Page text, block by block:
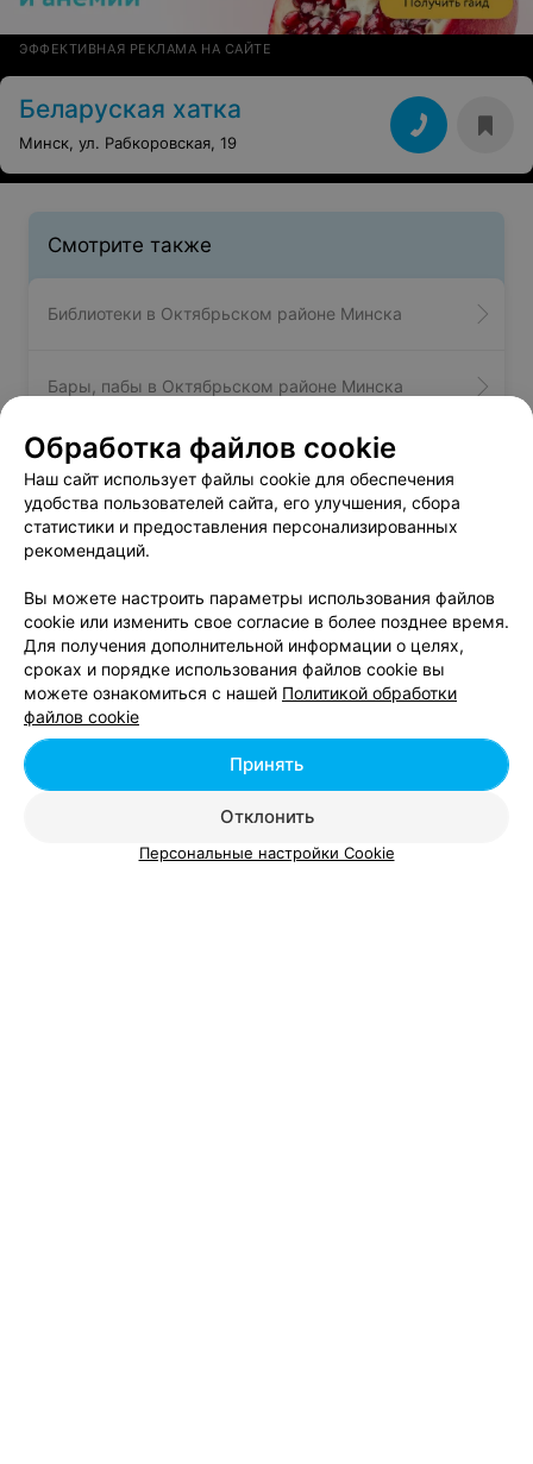
ЭФФЕКТИВНАЯ РЕКЛАМА НА САЙТЕ
Беларуская хатка
Минск, ул. Рабкоровская, 19
Смотрите также
Библиотеки в Октябрьском районе Минска
Бары, пабы в Октябрьском районе Минска
Суши-бары в Октябрьском районе Минска
Вам будет интересно
Музеи в Партизанском районе Минска
Музеи в Первомайском районе Минска
Музеи во Фрунзенском районе Минска
Обработка файлов cookie
Наш сайт использует файлы cookie для обеспечения
удобства пользователей сайта, его улучшения, сбора
статистики и предоставления персонализированных
рекомендаций.
Вы можете настроить параметры использования файлов
cookie или изменить свое согласие в более позднее время.
Для получения дополнительной информации о целях,
сроках и порядке использования файлов cookie вы
можете ознакомиться с нашей Политикой обработки
файлов cookie
Отклонить
Принять
Персональные настройки Cookie